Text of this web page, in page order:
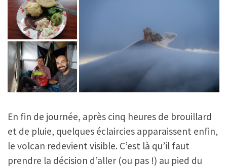
En fin de journée, après cinq heures de brouillard
et de pluie, quelques éclaircies apparaissent enfin,
le volcan redevient visible. C’est là qu’il faut
prendre la décision d’aller (ou pas !) au pied du